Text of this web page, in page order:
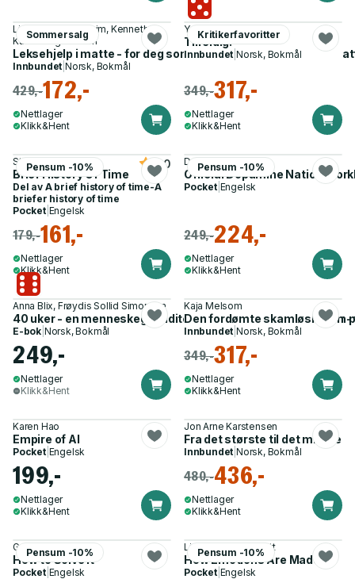
Sommersalg
Linda Gurvin Opheim, Kenneth S.
Karlsen og 1 annen
Leksehjelp i matte - for deg som vil hjelpe barnet ditt med
Innbundet |Norsk, Bokmål
429,-172,-
Nettlager
Klikk&Hent
Kritikerfavoritter
Yngve Vogt
Tilfeldig!
Innbundet |Norsk, Bokmål
349,-317,-
Nettlager
Klikk&Hent
Pensum -10%
Stephen Hawking
Brief History Of Time
5.0
Del av A brief history of time-A
briefer history of time
Pocket| Engelsk
179,-161,-
Nettlager
Klikk&Hent
Pensum -10%
Dr Anna Lembke
Official Dopamine Nation
Pocket| Engelsk
249,-224,-
Nettlager
Klikk&Hent
Anna Blix, Frøydis Sollid Simonsen
40 uker - en menneskegraviditet og 81 andre måter å få barn
E-bok Norsk, Bokmål
249,-
Nettlager
Klikk&Hent
Kaja Melsom
Den fordømte skamløsheten
Innbundet |Norsk, Bokmål
349,-317,-
Nettlager
Klikk&Hent
Karen Hao
Empire of AI
Pocket| Engelsk
199,-
Nettlager
Klikk&Hent
Jon Arne Karstensen
Fra det største til det minste
Innbundet |Norsk, Bokmål
480,-436,-
Nettlager
Klikk&Hent
Pensum -10%
George Polya
How to Solve It
Pocket| Engelsk
Pensum -10%
Lisa Feldman Barrett
How Emotions Are Made
Pocket| Engelsk